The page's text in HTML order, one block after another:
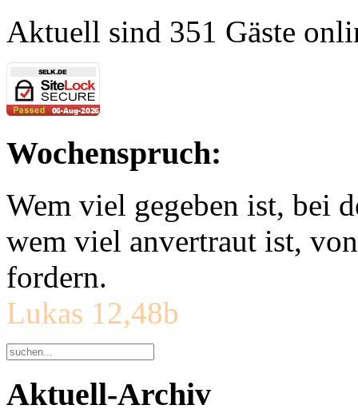
Aktuell sind 351 Gäste
Wochenspruch:
Wem viel gegeben ist, bei
wem viel anvertraut ist,
fordern.
Lukas 12,48b
Aktuell-Archiv